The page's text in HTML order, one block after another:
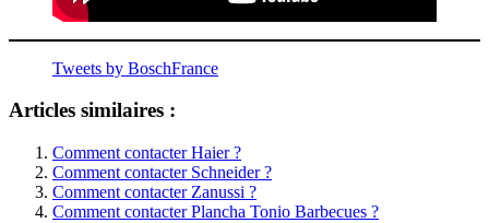
Tweets by BoschFrance
Articles similaires :
Comment contacter Haier ?
Comment contacter Schneider ?
Comment contacter Zanussi ?
Comment contacter Plancha Tonio Barbecues ?